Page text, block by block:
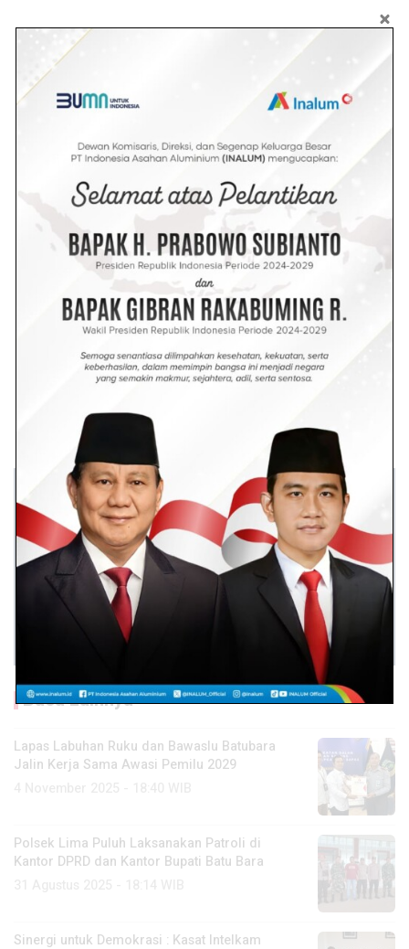
Baca Lainnya
Lapas Labuhan Ruku dan Bawaslu Batubara
Jalin Kerja Sama Awasi Pemilu 2029
Polsek Lima Puluh Laksanakan Patroli di
Kantor DPRD dan Kantor Bupati Batu Bara
Sinergi untuk Demokrasi : Kasat Intelkam